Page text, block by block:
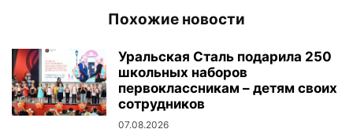
Похожие новости
Уральская Сталь подарила 250
школьных наборов
первоклассникам – детям своих
сотрудников
07.08.2026